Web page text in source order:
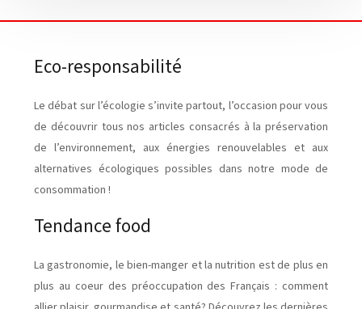
Eco-responsabilité
Le débat sur l’écologie s’invite partout, l’occasion pour vous
de découvrir tous nos articles consacrés à la préservation
de l’environnement, aux énergies renouvelables et aux
alternatives écologiques possibles dans notre mode de
consommation !
Tendance food
La gastronomie, le bien-manger et la nutrition est de plus en
plus au coeur des préoccupation des Français : comment